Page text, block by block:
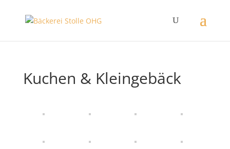
Kuchen & Kleingebäck